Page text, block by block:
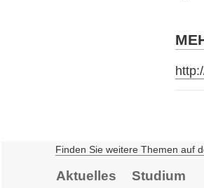
Finden Sie weitere Themen auf
Aktuelles Studium